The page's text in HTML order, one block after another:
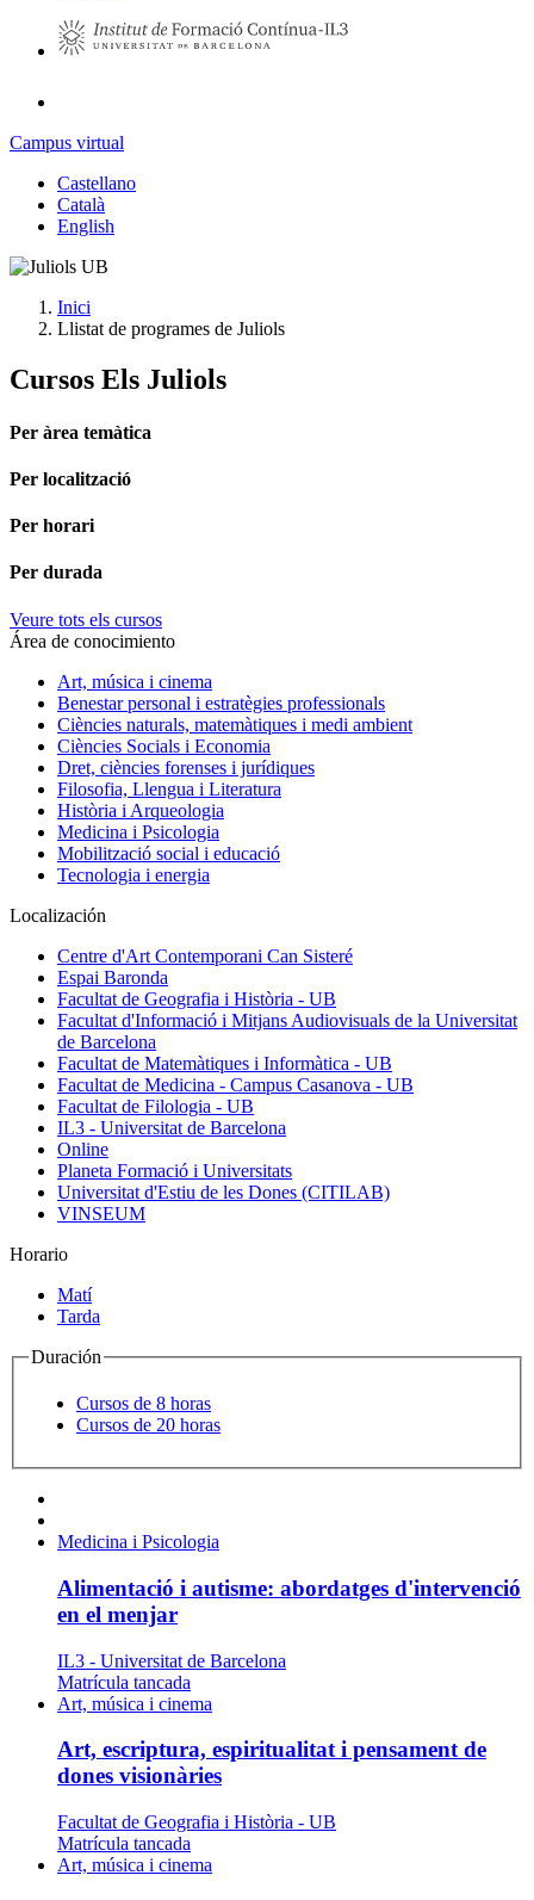
Campus virtual
Castellano
Català
English
Inici
Llistat de programes de Juliols
Cursos Els Juliols
Per àrea temàtica
Per localització
Per horari
Per durada
Veure tots els cursos
Área de conocimiento
Art, música i cinema
Benestar personal i estratègies professionals
Ciències naturals, matemàtiques i medi ambient
Ciències Socials i Economia
Dret, ciències forenses i jurídiques
Filosofia, Llengua i Literatura
Història i Arqueologia
Medicina i Psicologia
Mobilització social i educació
Tecnologia i energia
Localización
Centre d'Art Contemporani Can Sisteré
Espai Baronda
Facultat de Geografia i Història - UB
Facultat d'Informació i Mitjans Audiovisuals de la Universitat
de Barcelona
Facultat de Matemàtiques i Informàtica - UB
Facultat de Medicina - Campus Casanova - UB
Facultat de Filologia - UB
IL3 - Universitat de Barcelona
Online
Planeta Formació i Universitats
Universitat d'Estiu de les Dones (CITILAB)
VINSEUM
Horario
Matí
Tarda
Duración
Cursos de 8 horas
Cursos de 20 horas
Medicina i Psicologia
Alimentació i autisme: abordatges d'intervenció
en el menjar
IL3 - Universitat de Barcelona
Matrícula tancada
Art, música i cinema
Art, escriptura, espiritualitat i pensament de
dones visionàries
Facultat de Geografia i Història - UB
Matrícula tancada
Art, música i cinema